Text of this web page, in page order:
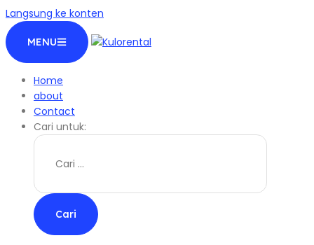
Langsung ke konten
MENU
Home
about
Contact
Cari untuk: